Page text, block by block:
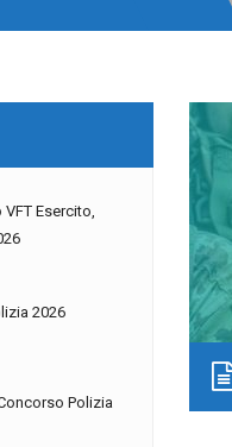
Esercito,
2026
Polizia